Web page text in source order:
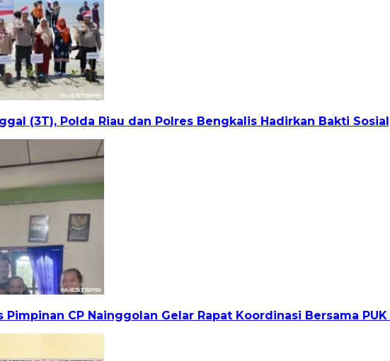
(3T), Polda Riau dan Polres Bengkalis Hadirkan Bakti
Pimpinan CP Nainggolan Gelar Rapat Koordinasi Bersama